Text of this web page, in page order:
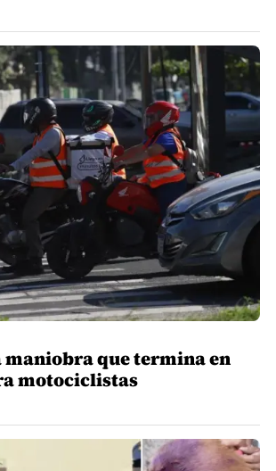
maniobra que termina en
motociclistas